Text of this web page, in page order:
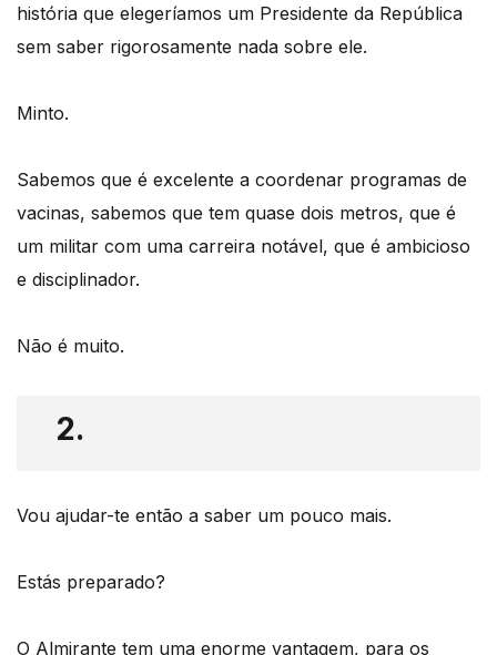
história que elegeríamos um Presidente da República
sem saber rigorosamente nada sobre ele.
Minto.
Sabemos que é excelente a coordenar programas de
vacinas, sabemos que tem quase dois metros, que é
um militar com uma carreira notável, que é ambicioso
e disciplinador.
Não é muito.
2.
Vou ajudar-te então a saber um pouco mais.
Estás preparado?
O Almirante tem uma enorme vantagem, para os